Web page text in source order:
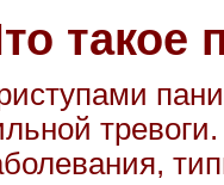
такое